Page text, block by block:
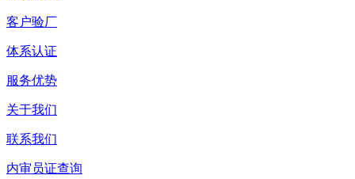
客户验厂
体系认证
服务优势
关于我们
联系我们
内审员证查询